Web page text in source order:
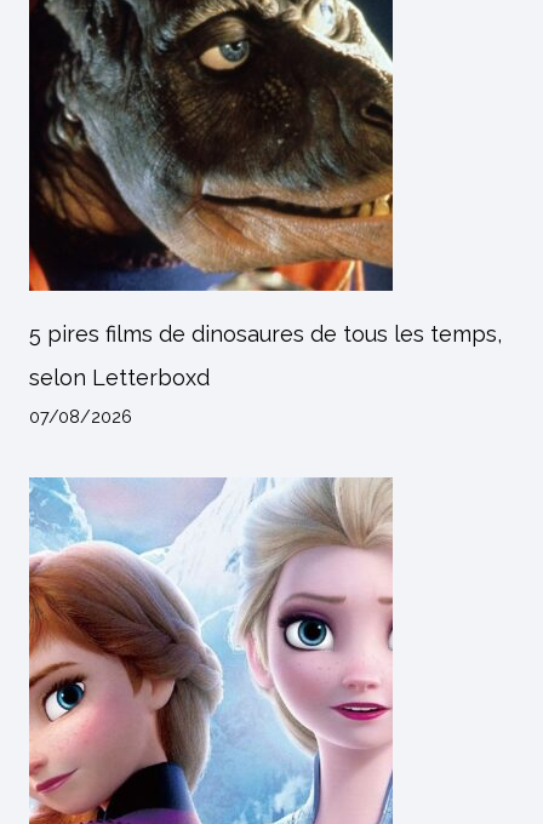
5 pires films de dinosaures de tous les temps,
selon Letterboxd
07/08/2026